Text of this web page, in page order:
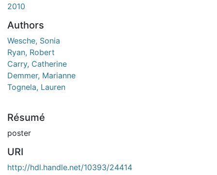
2010
Authors
Wesche, Sonia
Ryan, Robert
Carry, Catherine
Demmer, Marianne
Tognela, Lauren
Résumé
poster
URI
http://hdl.handle.net/10393/24414